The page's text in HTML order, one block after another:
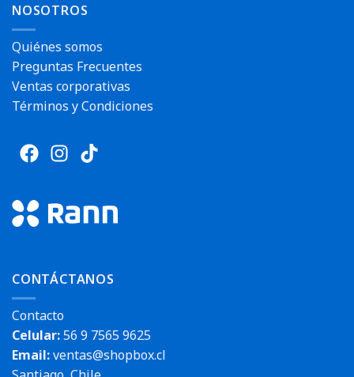
NOSOTROS
Quiénes somos
Preguntas Frecuentes
Ventas corporativas
Términos y Condiciones
CONTÁCTANOS
Contacto
Celular:56 9 7565 9625
Email:ventas@shopbox.cl